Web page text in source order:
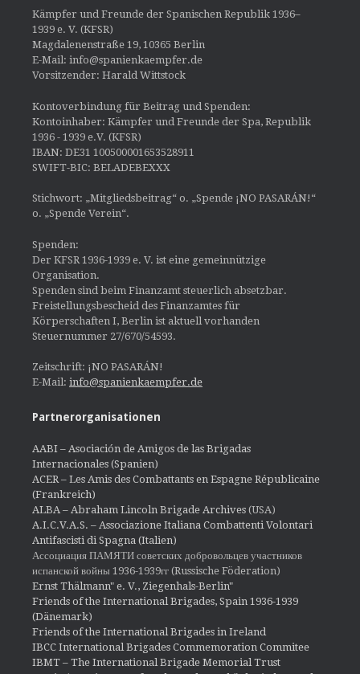
Kämpfer und Freunde der Spanischen Republik 1936–
1939 e. V. (KFSR)
Magdalenenstraße 19, 10365 Berlin
E-Mail: info@spanienkaempfer.de
Vorsitzender: Harald Wittstock
Kontoverbindung für Beitrag und Spenden:
Kontoinhaber: Kämpfer und Freunde der Spa, Republik
1936 - 1939 e.V. (KFSR)
IBAN: DE31 100500001653528911
SWIFT-BIC: BELADEBEXXX
Stichwort: „Mitgliedsbeitrag“ o. „Spende ¡NO PASARÁN!“
o. „Spende Verein“.
Spenden:
Der KFSR 1936-1939 e. V. ist eine gemeinnützige
Organisation.
Spenden sind beim Finanzamt steuerlich absetzbar.
Freistellungsbescheid des Finanzamtes für
Körperschaften I, Berlin ist aktuell vorhanden
Steuernummer 27/670/54593.
Zeitschrift: ¡NO PASARÁN!
E-Mail: info@spanienkaempfer.de
Partnerorganisationen
AABI – Asociación de Amigos de las Brigadas
Internacionales (Spanien)
ACER – Les Amis des Combattants en Espagne Républicaine
(Frankreich)
ALBA – Abraham Lincoln Brigade Archives (USA)
A.I.C.V.A.S. – Associazione Italiana Combattenti Volontari
Antifascisti di Spagna (Italien)
Ассоциация ПАМЯТИ советских добровольцев участников
испанской войны 1936-1939гг (Russische Föderation)
Ernst Thälmann" e. V., Ziegenhals-Berlin"
Friends of the International Brigades, Spain 1936-1939
(Dänemark)
Friends of the International Brigades in Ireland
IBCC International Brigades Commemoration Commitee
IBMT – The International Brigade Memorial Trust